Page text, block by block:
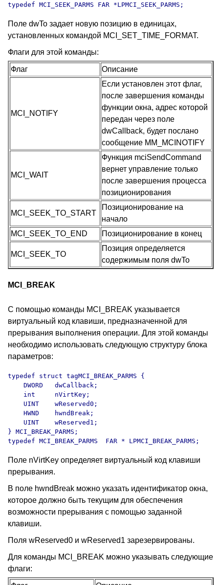
typedef MCI_SEEK_PARMS FAR *LPMCI_SEEK_PARMS;
Поле dwTo задает новую позицию в единицах,
установленных командой MCI_SET_TIME_FORMAT.
Флаги для этой команды:
Флаг Описание
MCI_NOTIFY
Если установлен этот флаг,
после завершения команды
функции окна, адрес которой
передан через поле
dwCallback, будет послано
сообщение MM_MCINOTIFY
MCI_WAIT
Функция mciSendCommand
вернет управление только
после завершения процесса
позиционирования
MCI_SEEK_TO_START
Позиционирование на
начало
MCI_SEEK_TO_END
Позиционирование в конец
MCI_SEEK_TO
Позиция определяется
содержимым поля dwTo
MCI_BREAK
С помощью команды MCI_BREAK указывается
виртуальный код клавиши, предназначенной для
прерывания выполнения операции. Для этой команды
необходимо использовать следующую структуру блока
параметров:
typedef struct tagMCI_BREAK_PARMS {
    DWORD   dwCallback;
    int     nVirtKey;
    UINT    wReserved0;
    HWND    hwndBreak;
    UINT    wReserved1;
} MCI_BREAK_PARMS;
typedef MCI_BREAK_PARMS  FAR * LPMCI_BREAK_PARMS;
Поле nVirtKey определяет виртуальный код клавиши
прерывания.
В поле hwndBreak можно указать идентификатор окна,
которое должно быть текущим для обеспечения
возможности прерывания с помощью заданной
клавиши.
Поля wReserved0 и wReserved1 зарезервированы.
Для команды MCI_BREAK можно указывать следующие
флаги: